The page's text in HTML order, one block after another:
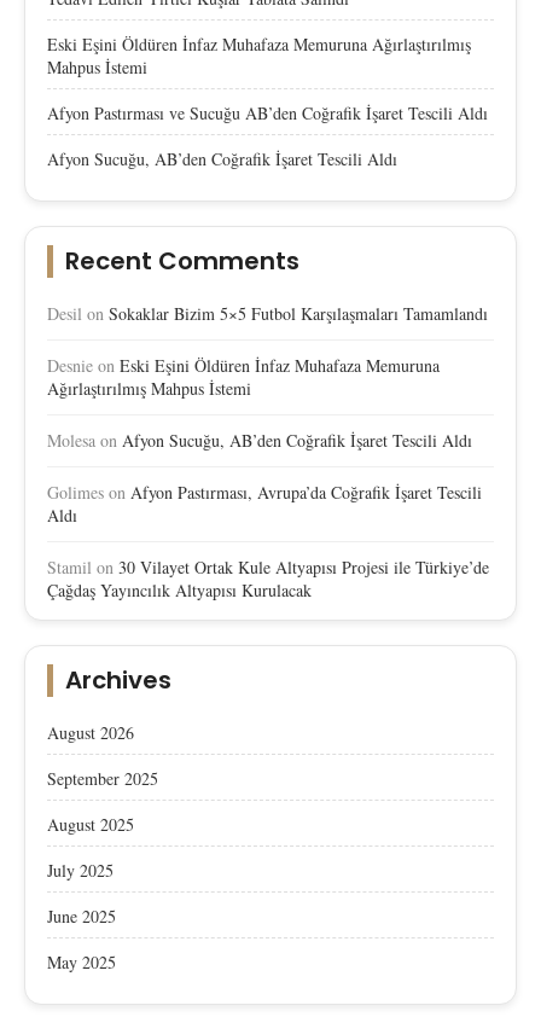
Eski Eşini Öldüren İnfaz Muhafaza Memuruna Ağırlaştırılmış
Mahpus İstemi
Afyon Pastırması ve Sucuğu AB’den Coğrafik İşaret Tescili Aldı
Afyon Sucuğu, AB’den Coğrafik İşaret Tescili Aldı
Recent Comments
Desil on Sokaklar Bizim 5×5 Futbol Karşılaşmaları Tamamlandı
Desnie on Eski Eşini Öldüren İnfaz Muhafaza Memuruna
Ağırlaştırılmış Mahpus İstemi
Molesa on Afyon Sucuğu, AB’den Coğrafik İşaret Tescili Aldı
Golimes on Afyon Pastırması, Avrupa’da Coğrafik İşaret Tescili
Aldı
Stamil on 30 Vilayet Ortak Kule Altyapısı Projesi ile Türkiye’de
Çağdaş Yayıncılık Altyapısı Kurulacak
Archives
August 2026
September 2025
August 2025
July 2025
June 2025
May 2025